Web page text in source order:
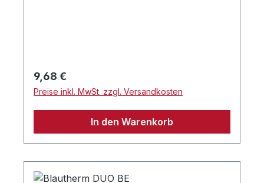
Regulärer Preis:
9,68 €
Preise inkl. MwSt. zzgl. Versandkosten
In den Warenkorb